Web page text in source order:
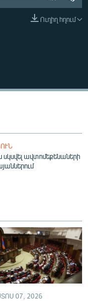
Ուղիղ հղում
սկսվել ավտոմեքենաների
07, 2026